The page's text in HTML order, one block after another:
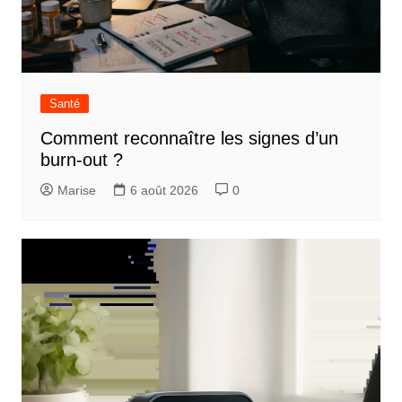
Santé
Comment reconnaître les signes d’un
burn-out ?
Marise 6 août 2026 0